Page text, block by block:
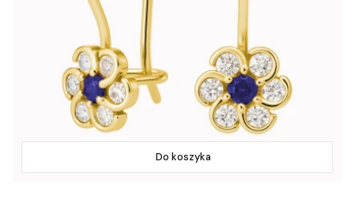
Do koszyka